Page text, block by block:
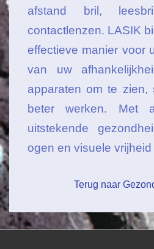
afstand bril,
contactlenzen. LASIK
effectieve manier voor
van uw
apparaten om te zien,
beter werken. Met
uitstekende
ogen en visuele vrijheid
Terug naar